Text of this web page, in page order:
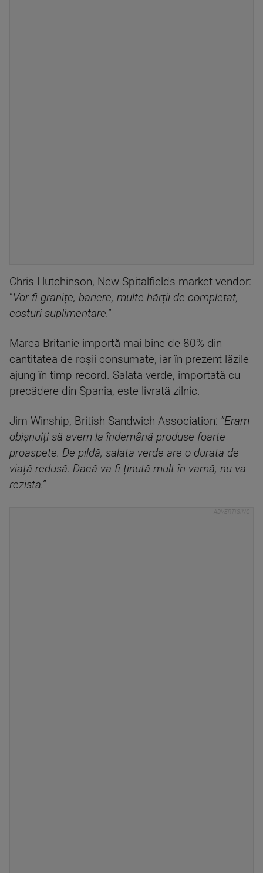
Chris Hutchinson, New Spitalfields market vendor:
”Vor fi granițe, bariere, multe hărții de completat,
costuri suplimentare.”
Marea Britanie importă mai bine de 80% din
cantitatea de roșii consumate, iar în prezent lăzile
ajung în timp record. Salata verde, importată cu
precădere din Spania, este livrată zilnic.
Jim Winship, British Sandwich Association: ”Eram
obișnuiți să avem la îndemână produse foarte
proaspete. De pildă, salata verde are o durata de
viață redusă. Dacă va fi ținută mult în vamă, nu va
rezista.”